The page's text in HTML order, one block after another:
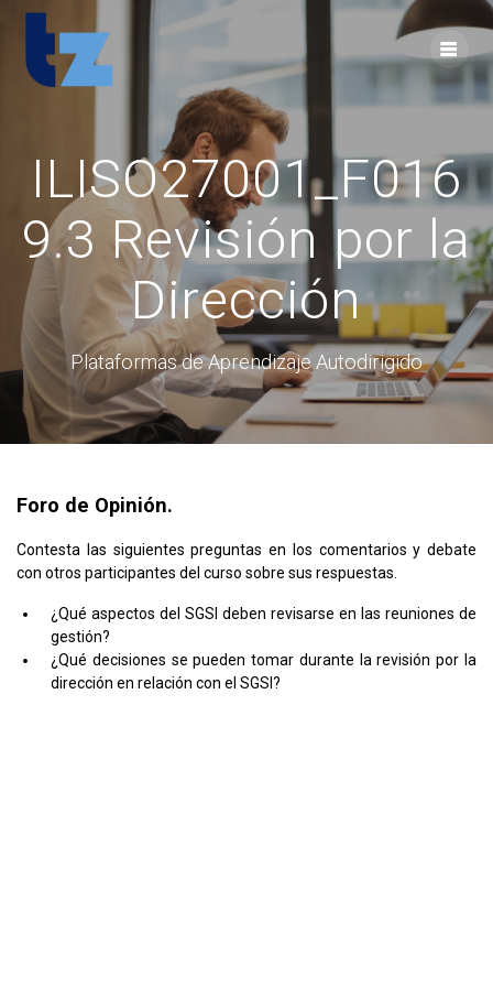
ILISO27001_F016
9.3 Revisión por la
Dirección
Plataformas de Aprendizaje Autodirigido
Foro de Opinión.
Contesta las siguientes preguntas en los comentarios y debate
con otros participantes del curso sobre sus respuestas.
¿Qué aspectos del SGSI deben revisarse en las reuniones de
gestión?
¿Qué decisiones se pueden tomar durante la revisión por la
dirección en relación con el SGSI?